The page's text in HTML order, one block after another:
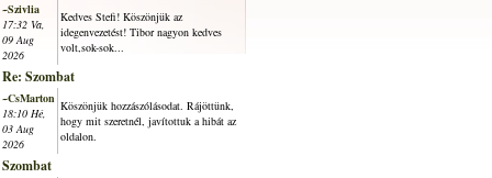
~Szivlia
17:32 Va,
09 Aug
2026
Kedves Stefi! Köszönjük az
idegenvezetést! Tibor nagyon kedves
volt,sok-sok...
Re: Szombat
~CsMarton
18:10 Hé,
03 Aug
2026
Köszönjük hozzászólásodat. Rájöttünk,
hogy mit szeretnél, javítottuk a hibát az
oldalon.
Szombat